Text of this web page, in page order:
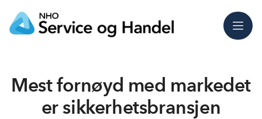
Meny
Mest fornøyd med markedet
er sikkerhetsbransjen